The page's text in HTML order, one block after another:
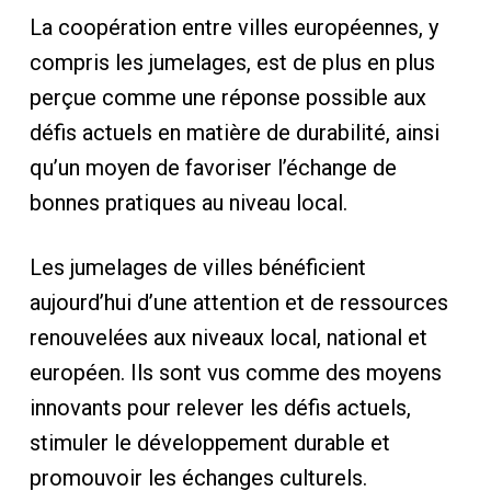
La coopération entre villes européennes, y
compris les jumelages, est de plus en plus
perçue comme une réponse possible aux
défis actuels en matière de durabilité, ainsi
qu’un moyen de favoriser l’échange de
bonnes pratiques au niveau local.
Les jumelages de villes bénéficient
aujourd’hui d’une attention et de ressources
renouvelées aux niveaux local, national et
européen. Ils sont vus comme des moyens
innovants pour relever les défis actuels,
stimuler le développement durable et
promouvoir les échanges culturels.